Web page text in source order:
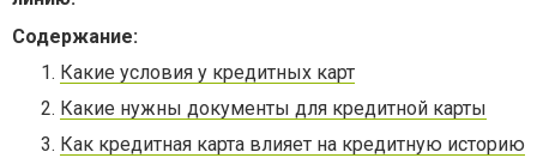
Содержание:
Какие условия у кредитных карт
Какие нужны документы для кредитной карты
Как кредитная карта влияет на кредитную историю